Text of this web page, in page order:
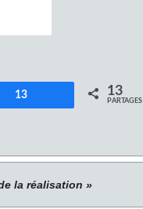
13 13
PARTAGES
la réalisation »